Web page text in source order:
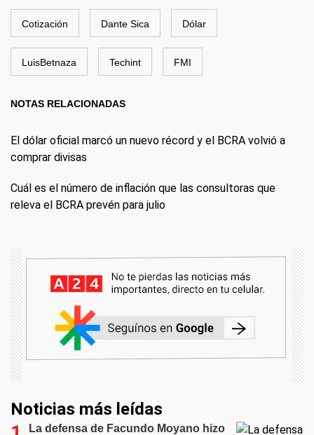
Cotización Dante Sica Dólar
LuisBetnaza Techint FMI
NOTAS RELACIONADAS
El dólar oficial marcó un nuevo récord y el BCRA volvió a
comprar divisas
Cuál es el número de inflación que las consultoras que
releva el BCRA prevén para julio
Noticias más leídas
La defensa de Facundo Moyano hizo